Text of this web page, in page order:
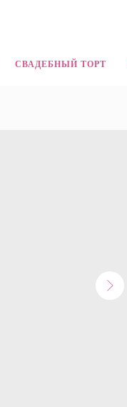
СВАДЕБНЫЙ ТОРТ